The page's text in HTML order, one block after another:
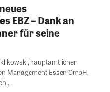
EBZ – Dank an
für seine
hauptamtlicher
Management Essen GmbH,